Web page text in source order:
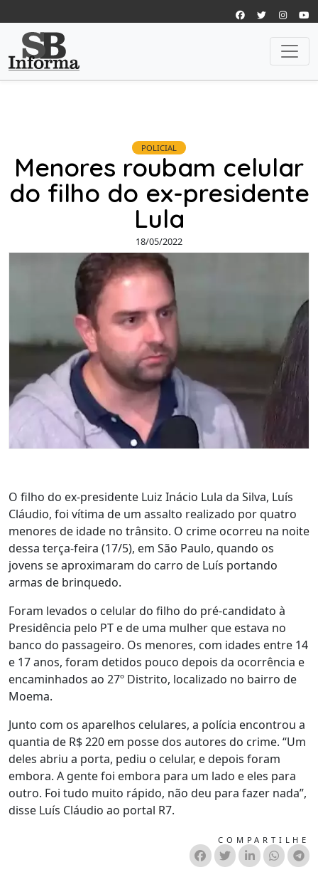
POLICIAL
Menores roubam celular
do filho do ex-presidente
Lula
18/05/2022
O filho do ex-presidente Luiz Inácio Lula da Silva, Luís
Cláudio, foi vítima de um assalto realizado por quatro
menores de idade no trânsito. O crime ocorreu na noite
dessa terça-feira (17/5), em São Paulo, quando os
jovens se aproximaram do carro de Luís portando
armas de brinquedo.
Foram levados o celular do filho do pré-candidato à
Presidência pelo PT e de uma mulher que estava no
banco do passageiro. Os menores, com idades entre 14
e 17 anos, foram detidos pouco depois da ocorrência e
encaminhados ao 27º Distrito, localizado no bairro de
Moema.
Junto com os aparelhos celulares, a polícia encontrou a
quantia de R$ 220 em posse dos autores do crime. “Um
deles abriu a porta, pediu o celular, e depois foram
embora. A gente foi embora para um lado e eles para
outro. Foi tudo muito rápido, não deu para fazer nada”,
disse Luís Cláudio ao portal R7.
COMPARTILHE